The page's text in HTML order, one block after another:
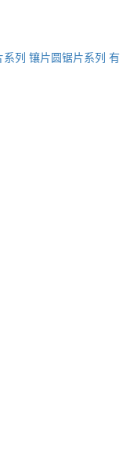
系列 镶片圆锯片系列 有